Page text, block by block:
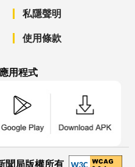
私隱聲明
使用條款
用程式
聞局版權所有